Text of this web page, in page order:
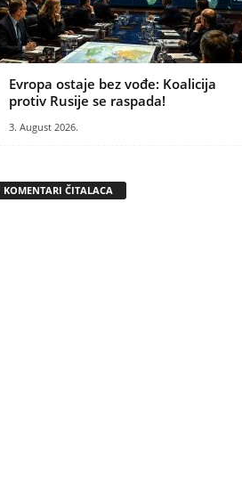
Evropa ostaje bez vođe: Koalicija
protiv Rusije se raspada!
3. August 2026.
KOMENTARI ČITALACA